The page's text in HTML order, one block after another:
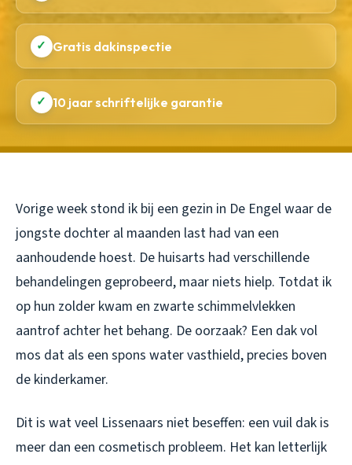
✓ Gratis dakinspectie
✓ 10 jaar schriftelijke garantie
Vorige week stond ik bij een gezin in De Engel waar de
jongste dochter al maanden last had van een
aanhoudende hoest. De huisarts had verschillende
behandelingen geprobeerd, maar niets hielp. Totdat ik
op hun zolder kwam en zwarte schimmelvlekken
aantrof achter het behang. De oorzaak? Een dak vol
mos dat als een spons water vasthield, precies boven
de kinderkamer.
Dit is wat veel Lissenaars niet beseffen: een vuil dak is
meer dan een cosmetisch probleem. Het kan letterlijk